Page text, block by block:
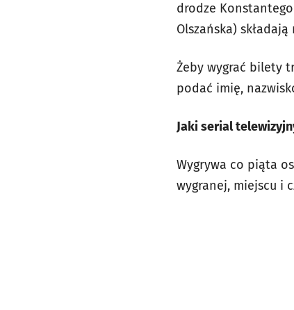
drodze
Olszańska)
Żeby wygrać bilety
podać imię,
Jaki serial
Wygrywa co piąta
wygranej, miejscu i